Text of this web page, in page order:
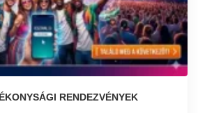
RENDEZVÉNYEK